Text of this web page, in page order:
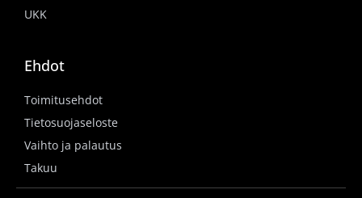
UKK
Ehdot
Toimitusehdot
Tietosuojaseloste
Vaihto ja palautus
Takuu